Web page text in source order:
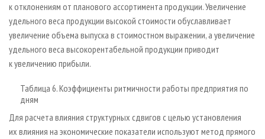
к отклонениям от планового ассортимента продукции. Увеличение
удельного веса продукции высокой стоимости обуславливает
увеличение объема выпуска в стоимостном выражении, а увеличение
удельного веса высокорентабельной продукции приводит
к увеличению прибыли.
Таблица 6. Коэффициенты ритмичности работы предприятия по
дням
Для расчета влияния структурных сдвигов с целью установления
их влияния на экономические показатели используют метод прямого